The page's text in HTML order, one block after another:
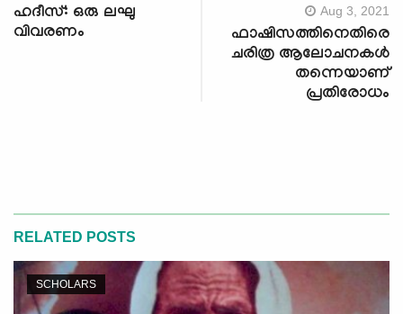
ഹദീസ്: ഒരു ലഘു
വിവരണം
Aug 3, 2021
ഫാഷിസത്തിനെതിരെ
ചരിത്ര ആലോചനകൾ
തന്നെയാണ്
പ്രതിരോധം
RELATED POSTS
SCHOLARS